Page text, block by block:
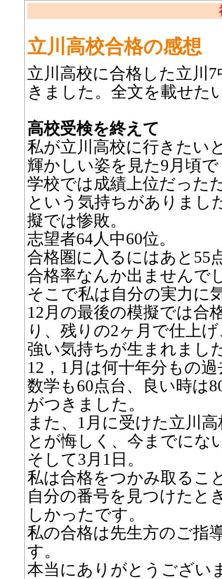
立川高校合格の感想
立川高校に合格した立川
きました。全文を載せた
高校受検を終えて
私が立川高校に行きたい
輝かしい姿を見た9月頃
学校では成績上位だった
という気持ちがありまし
擬では惨敗。
志望者64人中60位。
合格圏に入るにはあと55
合格率なんか出ませんで
そこで私は自分の実力に
12月の最後の模擬では合
り、残りの2ヶ月で仕上
強い気持ちが生まれまし
12，1月は何十年分もの
数学も60点台、良い時は
がつきました。
また、1月に受けた立川
とが悔しく、今までにな
そして3月1日。
私は合格をつかみ取るこ
自分の番号を見つけたと
しかったです。
私の合格は先生方のご指
す。
本当にありがとうござい